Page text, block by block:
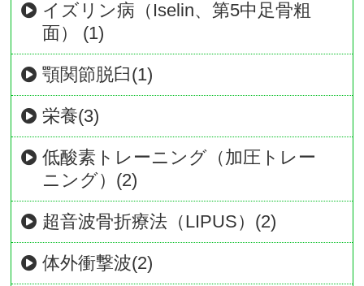
イズリン病（Iselin、第5中足骨粗
面） (1)
顎関節脱臼(1)
栄養(3)
低酸素トレーニング（加圧トレー
ニング）(2)
超音波骨折療法（LIPUS）(2)
体外衝撃波(2)